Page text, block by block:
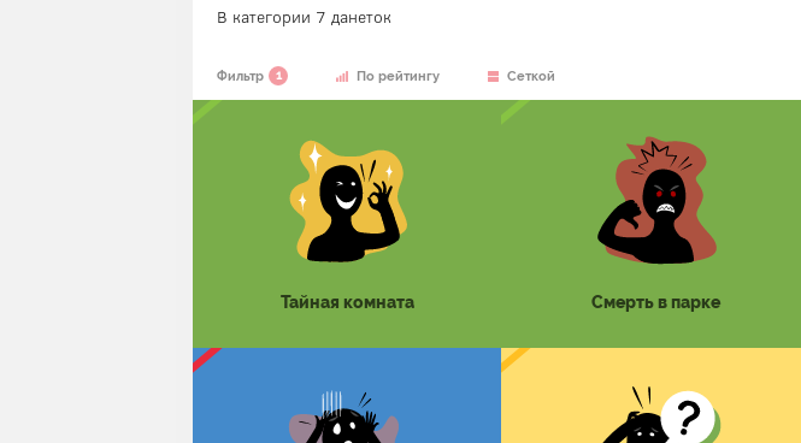
В категории 7 данеток
Фильтр 1 По рейтингу Сеткой
Тайная комната Смерть в парке